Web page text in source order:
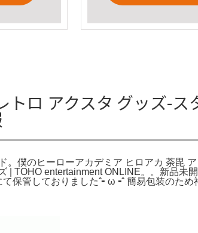
ロ アクスタ グッズ-
僕のヒーローアカデミア ヒロアカ 荼毘
TOHO entertainment ONLINE。。新品未
保管しておりましたˆ╸ω╺ˆ 簡易包装のた